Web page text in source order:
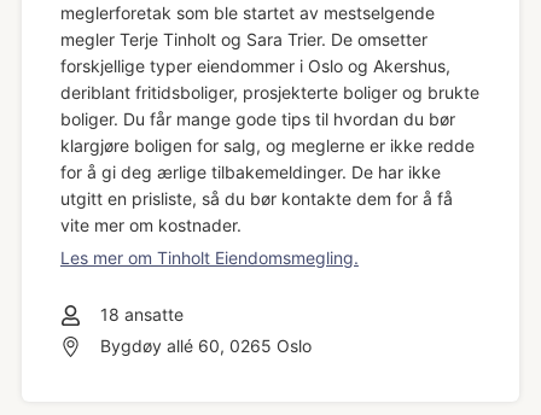
meglerforetak som ble startet av mestselgende
megler Terje Tinholt og Sara Trier. De omsetter
forskjellige typer eiendommer i Oslo og Akershus,
deriblant fritidsboliger, prosjekterte boliger og brukte
boliger. Du får mange gode tips til hvordan du bør
klargjøre boligen for salg, og meglerne er ikke redde
for å gi deg ærlige tilbakemeldinger. De har ikke
utgitt en prisliste, så du bør kontakte dem for å få
vite mer om kostnader.
Les mer om Tinholt Eiendomsmegling.
18 ansatte
Bygdøy allé 60, 0265 Oslo